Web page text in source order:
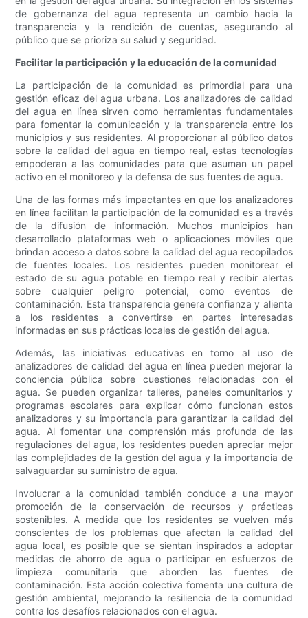
de gobernanza del agua representa un cambio hacia la
transparencia y la rendición de cuentas, asegurando al
público que se prioriza su salud y seguridad.
Facilitar la participación y la educación de la comunidad
La participación de la comunidad es primordial para una
gestión eficaz del agua urbana. Los analizadores de calidad
del agua en línea sirven como herramientas fundamentales
para fomentar la comunicación y la transparencia entre los
municipios y sus residentes. Al proporcionar al público datos
sobre la calidad del agua en tiempo real, estas tecnologías
empoderan a las comunidades para que asuman un papel
activo en el monitoreo y la defensa de sus fuentes de agua.
Una de las formas más impactantes en que los analizadores
en línea facilitan la participación de la comunidad es a través
de la difusión de información. Muchos municipios han
desarrollado plataformas web o aplicaciones móviles que
brindan acceso a datos sobre la calidad del agua recopilados
de fuentes locales. Los residentes pueden monitorear el
estado de su agua potable en tiempo real y recibir alertas
sobre cualquier peligro potencial, como eventos de
contaminación. Esta transparencia genera confianza y alienta
a los residentes a convertirse en partes interesadas
informadas en sus prácticas locales de gestión del agua.
Además, las iniciativas educativas en torno al uso de
analizadores de calidad del agua en línea pueden mejorar la
conciencia pública sobre cuestiones relacionadas con el
agua. Se pueden organizar talleres, paneles comunitarios y
programas escolares para explicar cómo funcionan estos
analizadores y su importancia para garantizar la calidad del
agua. Al fomentar una comprensión más profunda de las
regulaciones del agua, los residentes pueden apreciar mejor
las complejidades de la gestión del agua y la importancia de
salvaguardar su suministro de agua.
Involucrar a la comunidad también conduce a una mayor
promoción de la conservación de recursos y prácticas
sostenibles. A medida que los residentes se vuelven más
conscientes de los problemas que afectan la calidad del
agua local, es posible que se sientan inspirados a adoptar
medidas de ahorro de agua o participar en esfuerzos de
limpieza comunitaria que aborden las fuentes de
contaminación. Esta acción colectiva fomenta una cultura de
gestión ambiental, mejorando la resiliencia de la comunidad
contra los desafíos relacionados con el agua.